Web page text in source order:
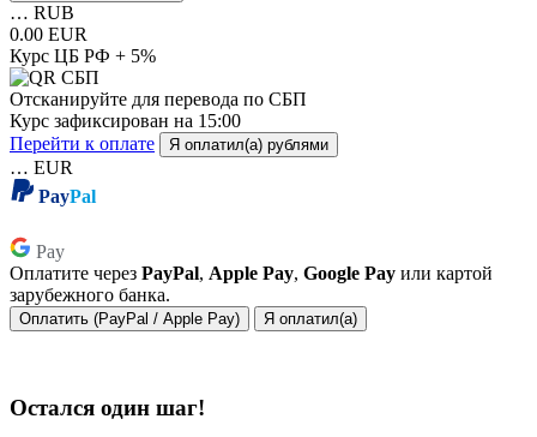
… RUB
0.00 EUR
Курс ЦБ РФ + 5%
Отсканируйте для перевода по СБП
Курс зафиксирован на 15:00
Перейти к оплате
Я оплатил(а) рублями
… EUR
PayPal
Pay
Оплатите через PayPal, Apple Pay, Google Pay или картой
зарубежного банка.
Оплатить (PayPal / Apple Pay) Я оплатил(а)
Остался один шаг!